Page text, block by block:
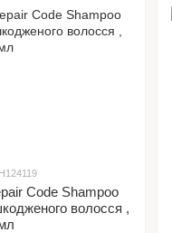
Code Shampoo
волосся ,